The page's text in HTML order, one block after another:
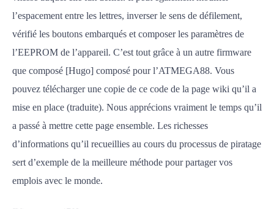
l’espacement entre les lettres, inverser le sens de défilement,
vérifié les boutons embarqués et composer les paramètres de
l’EEPROM de l’appareil. C’est tout grâce à un autre firmware
que composé [Hugo] composé pour l’ATMEGA88. Vous
pouvez télécharger une copie de ce code de la page wiki qu’il a
mise en place (traduite). Nous apprécions vraiment le temps qu’il
a passé à mettre cette page ensemble. Les richesses
d’informations qu’il recueillies au cours du processus de piratage
sert d’exemple de la meilleure méthode pour partager vos
emplois avec le monde.